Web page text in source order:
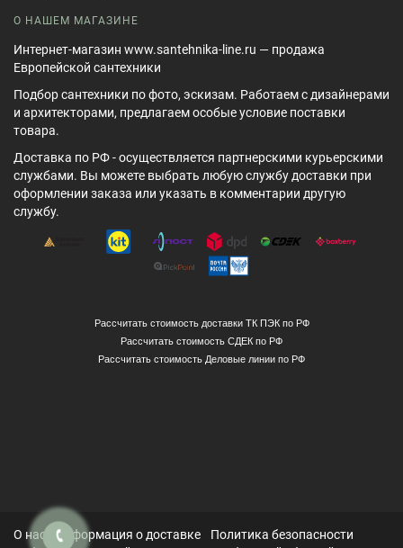
О НАШЕМ МАГАЗИНЕ
Интернет-магазин www.santehnika-line.ru — продажа
Европейской сантехники
Подбор сантехники по фото, эскизам. Работаем с дизайнерами
и архитекторами, предлагаем особые условие поставки
товара.
Доставка по РФ - осуществляется партнерскими курьерскими
службами. Вы можете выбрать любую службу доставки при
оформлении заказа или указать в комментарии другую
службу.
Рассчитать стоимость доставки ТК ПЭК по РФ
Рассчитать стоимость СДЕК по РФ
Рассчитать стоимость Деловые линии по РФ
О нас Информация о доставке
Политика безопасности